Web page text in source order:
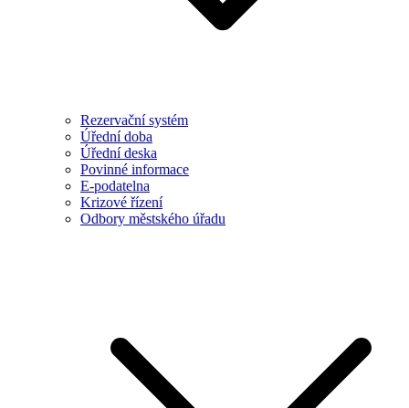
Rezervační systém
Úřední doba
Úřední deska
Povinné informace
E-podatelna
Krizové řízení
Odbory městského úřadu